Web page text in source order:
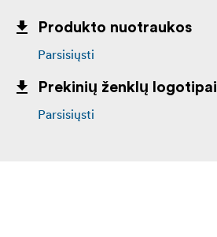
Produkto nuotraukos
Parsisiųsti
Prekinių ženklų logotipai
Parsisiųsti